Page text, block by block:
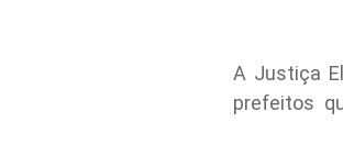
A Justiça
prefeitos